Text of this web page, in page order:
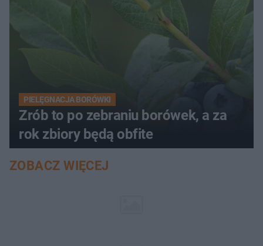
PIELĘGNACJA BORÓWKI
Zrób to po zebraniu borówek, a za
rok zbiory będą obfite
ZOBACZ WIĘCEJ